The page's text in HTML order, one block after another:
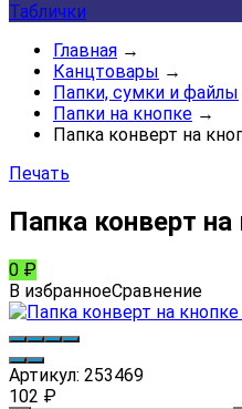
Таблички
Главная →
Канцтовары →
Папки, сумки и файлы
Папки на кнопке →
Папка конверт на
Печать
Папка конверт
0 ₽
В избранноеСравнение
Артикул: 253469
102 ₽